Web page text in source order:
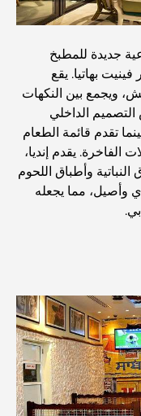
لعشاق اللحوم
المعيشة
خيارات اللياقة
المتحدة: دليل شامل
رعاية طبية عالمية
جديدة للمطبخ
بهاتيا. يقع
ويجمع بين النكهات
التصميم الداخلي
تقدم قائمة الطعام
الفاخرة. يقدم إنديا،
النباتية وأطباق اللحوم
وأصيل، مما يجعله